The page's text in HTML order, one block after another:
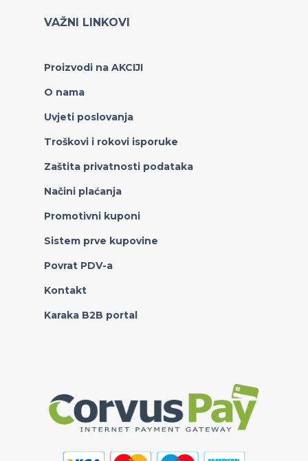
VAŽNI LINKOVI
Proizvodi na AKCIJI
O nama
Uvjeti poslovanja
Troškovi i rokovi isporuke
Zaštita privatnosti podataka
Načini plaćanja
Promotivni kuponi
Sistem prve kupovine
Povrat PDV-a
Kontakt
Karaka B2B portal